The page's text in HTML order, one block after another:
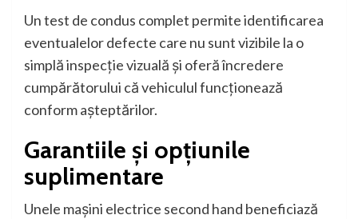
Un test de condus complet permite identificarea
eventualelor defecte care nu sunt vizibile la o
simplă inspecție vizuală și oferă încredere
cumpărătorului că vehiculul funcționează
conform așteptărilor.
Garantiile și opțiunile
suplimentare
Unele mașini electrice second hand beneficiază